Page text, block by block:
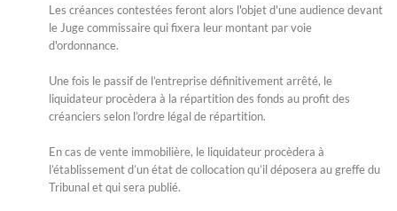
Les créances contestées feront alors l'objet d'une audience devant
le Juge commissaire qui fixera leur montant par voie
d'ordonnance.
Une fois le passif de l’entreprise définitivement arrêté, le
liquidateur procèdera à la répartition des fonds au profit des
créanciers selon l’ordre légal de répartition.
En cas de vente immobilière, le liquidateur procèdera à
l’établissement d’un état de collocation qu’il déposera au greffe du
Tribunal et qui sera publié.